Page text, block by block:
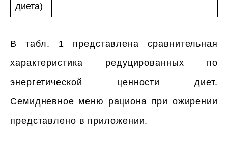
диета)
В табл. 1 представлена сравнительная
характеристика редуцированных по
энергетической ценности диет.
Семидневное меню рациона при ожирении
представлено в приложении.